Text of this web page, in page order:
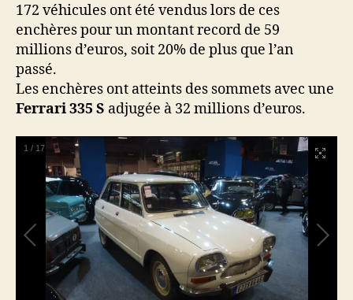
172 véhicules ont été vendus lors de ces
enchères pour un montant record de 59
millions d’euros, soit 20% de plus que l’an
passé.
Les enchères ont atteints des sommets avec une
Ferrari 335 S adjugée à 32 millions d’euros.
1 / 17